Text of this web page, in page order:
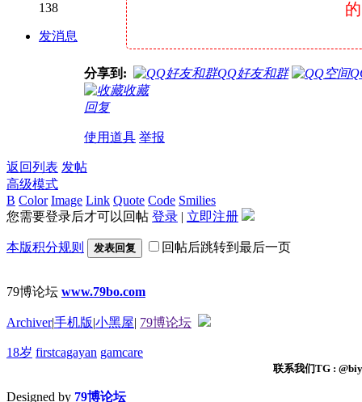
138
发消息
分享到: QQ好友和群
收藏
回复
使用道具 举报
返回列表 发帖
高级模式
B Color Image Link Quote Code Smilies
您需要登录后才可以回帖 登录 | 立即注册
本版积分规则 发表回复 回帖后跳转到最后一页
79博论坛 www.79bo.com
Archiver|手机版|小黑屋| 79博论坛
18岁 firstcagayan gamcare
联系我们TG :
Designed by 79博论坛